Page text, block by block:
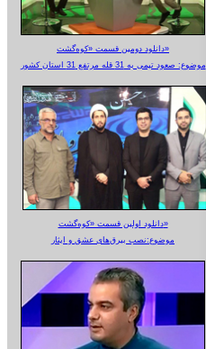
دانلود دومین قسمت «کوه‌گشت»
موضوع: صعود تیمی به 31 قله مرتفع 31 استان کشور
دانلود اولین قسمت «کوه‌گشت»
موضوع:نصب بیرق‌های عشق و ایثار